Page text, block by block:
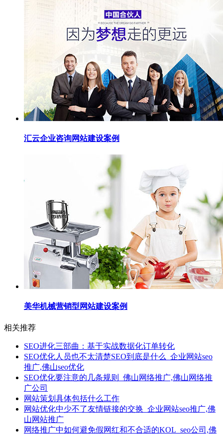
汇云企业咨询网站建设案例
美华机械营销型网站建设案例
相关推荐
SEO进化三部曲：基于实战数据化订单转化
SEO优化人员也不太清楚SEO到底是什么_企业网站seo
推广,佛山seo优化
SEO优化要注意的几条规则_佛山网络推广,佛山网络推
广公司
网站策划具体包括什么工作
网站优化中少不了友情链接的交换_企业网站seo推广,佛
山网站推广
网络推广​中如何避免假网红和不合适的KOL_seo公司,佛